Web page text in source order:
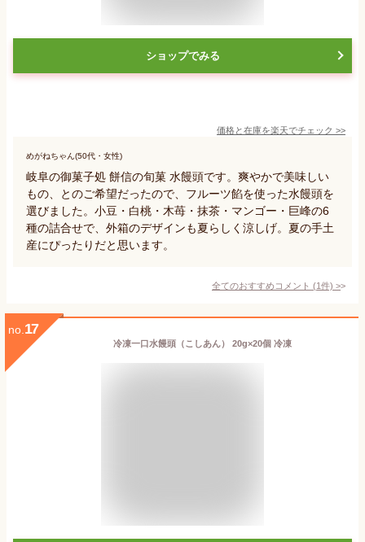
ショップでみる
価格と在庫を楽天でチェック >>
めがねちゃん(50代・女性)
岐阜の御菓子処 餅信の旬菓 水饅頭です。爽やかで美味しい
もの、とのご希望だったので、フルーツ餡を使った水饅頭を
選びました。小豆・白桃・木苺・抹茶・マンゴー・巨峰の6
種の詰合せで、外箱のデザインも夏らしく涼しげ。夏の手土
産にぴったりだと思います。
全てのおすすめコメント (1件) >
no. 17
冷凍一口水饅頭（こしあん） 20g×20個 冷凍